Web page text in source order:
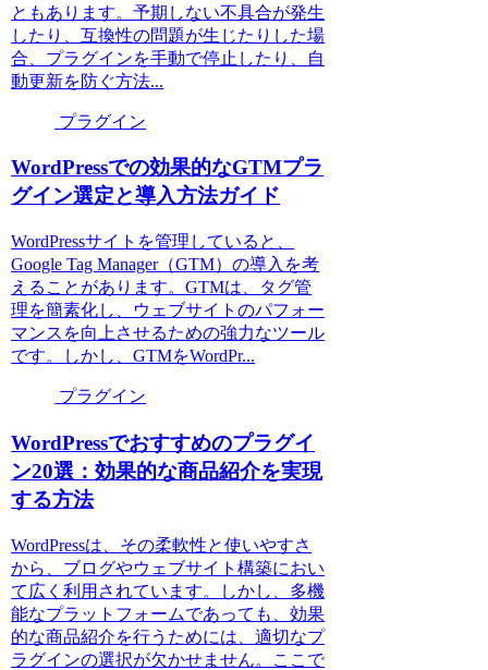
ともあります。予期しない不具合が発生
したり、互換性の問題が生じたりした場
合、プラグインを手動で停止したり、自
動更新を防ぐ方法...
プラグイン
WordPressでの効果的なGTMプラ
グイン選定と導入方法ガイド
WordPressサイトを管理していると、
Google Tag Manager（GTM）の導入を考
えることがあります。GTMは、タグ管
理を簡素化し、ウェブサイトのパフォー
マンスを向上させるための強力なツール
です。しかし、GTMをWordPr...
プラグイン
WordPressでおすすめのプラグイ
ン20選：効果的な商品紹介を実現
する方法
WordPressは、その柔軟性と使いやすさ
から、ブログやウェブサイト構築におい
て広く利用されています。しかし、多機
能なプラットフォームであっても、効果
的な商品紹介を行うためには、適切なプ
ラグインの選択が欠かせません。ここで